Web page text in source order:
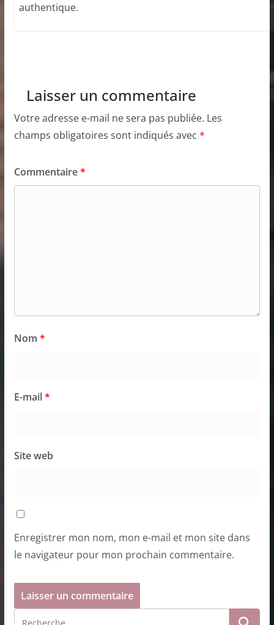
authentique.
Laisser un commentaire
Votre adresse e-mail ne sera pas publiée. Les
champs obligatoires sont indiqués avec *
Commentaire*
Nom *
E-mail*
Site web
Enregistrer mon nom, mon e-mail et mon site dans
le navigateur pour mon prochain commentaire.